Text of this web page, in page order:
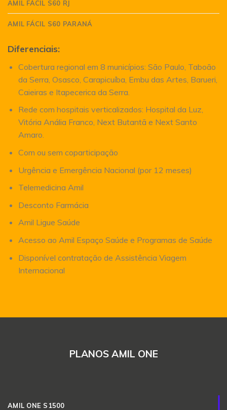
AMIL FÁCIL S60 RJ
AMIL FÁCIL S60 PARANÁ
Diferenciais:
Cobertura regional em 8 municípios: São Paulo, Taboão
da Serra, Osasco, Carapicuíba, Embu das Artes, Barueri,
Caieiras e Itapecerica da Serra.
Rede com hospitais verticalizados: Hospital da Luz,
Vitória Anália Franco, Next Butantã e Next Santo
Amaro.
Com ou sem coparticipação
Urgência e Emergência Nacional (por 12 meses)
Telemedicina Amil
Desconto Farmácia
Amil Ligue Saúde
Acesso ao Amil Espaço Saúde e Programas de Saúde
Disponível contratação de Assistência Viagem
Internacional
PLANOS AMIL ONE
AMIL ONE S1500